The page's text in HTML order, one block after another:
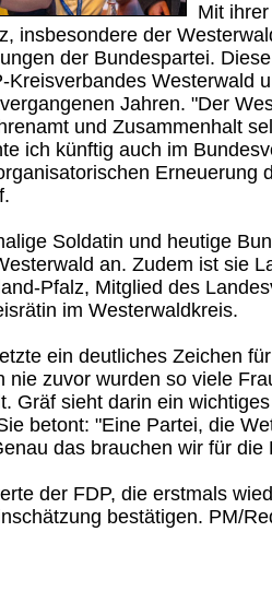
Mit
insbesondere der
der Bundespartei.
Kreisverbandes Westerwald
Jahren. "Der
und Zusammenhalt
ich künftig auch im
Erneuerung
Soldatin und heutige
an. Zudem ist sie
Pfalz, Mitglied des
im Westerwaldkreis.
ein deutliches Zeichen
nie zuvor wurden so viele
Gräf sieht darin ein
betont: "Eine Partei, die
das brauchen wir für die
der FDP, die erstmals
bestätigen. PM/